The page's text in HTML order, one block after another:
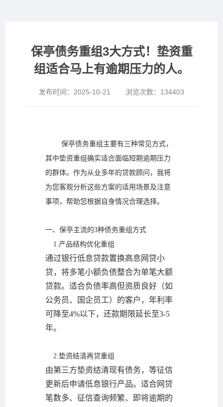
保亭债务重组3大方式！垫资重
组适合马上有逾期压力的人。
发布时间： 2025-10-21 浏览次数： 134403
保亭债务重组主要有三种常见方式，
其中垫资重组确实适合面临短期逾期压力
的群体。作为从业多年的贷款顾问，我将
为您客观分析这些方案的适用场景及注意
事项，帮助您根据自身情况合理选择。
一、保亭主流的3种债务重组方式
1.产品结构优化重组
通过银行低息贷款置换高息网贷小
贷，将多笔小额负债整合为单笔大额
贷款。适合负债率高但资质良好（如
公务员、国企员工）的客户，年利率
可降至4%以下，还款期限延长至3-5
年。
2.垫资结清再贷重组
由第三方垫资结清现有债务，等征信
更新后申请低息银行产品。适合网贷
笔数多、征信查询频繁、即将逾期的